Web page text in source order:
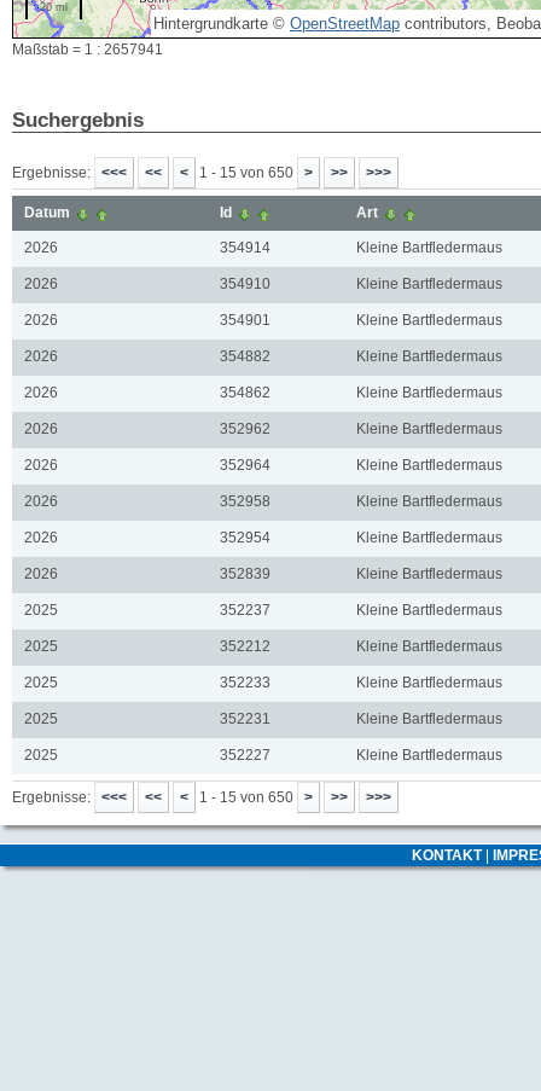
Hintergrundkarte © OpenStreetMap contributors,
20 mi
Maßstab = 1 : 2657941
Suchergebnis
Ergebnisse: 1 - 15 von 650
Datum Id Art
2026 354914 Kleine Bartfledermaus
2026 354910 Kleine Bartfledermaus
2026 354901 Kleine Bartfledermaus
2026 354882 Kleine Bartfledermaus
2026 354862 Kleine Bartfledermaus
2026 352962 Kleine Bartfledermaus
2026 352964 Kleine Bartfledermaus
2026 352958 Kleine Bartfledermaus
2026 352954 Kleine Bartfledermaus
2026 352839 Kleine Bartfledermaus
2025 352237 Kleine Bartfledermaus
2025 352212 Kleine Bartfledermaus
2025 352233 Kleine Bartfledermaus
2025 352231 Kleine Bartfledermaus
2025 352227 Kleine Bartfledermaus
Ergebnisse: 1 - 15 von 650
KONTAKT|